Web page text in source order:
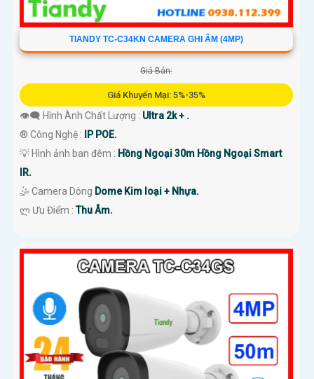
TIANDY TC-C34KN CAMERA GHI ÂM (4MP)
Giá Bán:
Giá Khuyến Mại: 5%-35%
👁️‍🗨 Hình Ành Chất Lượng : Ultra 2k + .
®️ Công Nghệ : IP POE.
💡 Hình ảnh ban đêm : Hồng Ngoại 30m Hồng Ngoại Smart
IR.
🤹 Camera Dòng Dome Kim loại + Nhựa.
️ლ Ưu Điểm :Thu Âm.